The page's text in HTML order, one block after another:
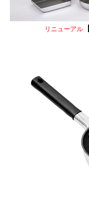
リニューアル